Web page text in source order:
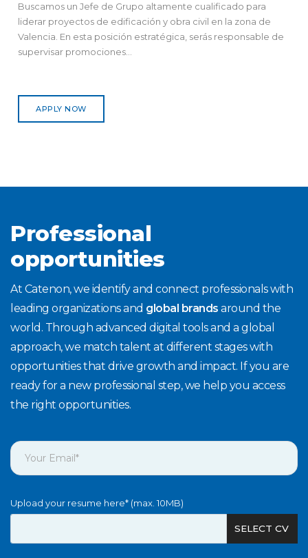
Buscamos un Jefe de Grupo altamente cualificado para
liderar proyectos de edificación y obra civil en la zona de
Valencia. En esta posición estratégica, serás responsable de
supervisar promociones...
APPLY NOW
Professional
opportunities
At Catenon, we identify and connect professionals with
leading organizations and global brands around the
world. Through advanced digital tools and a global
approach, we match talent at different stages with
opportunities that drive growth and impact. If you are
ready for a new professional step, we help you access
the right opportunities.
Upload your resume here* (max. 10MB)
SELECT CV